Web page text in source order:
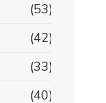
(53)
(42)
(33)
(40)